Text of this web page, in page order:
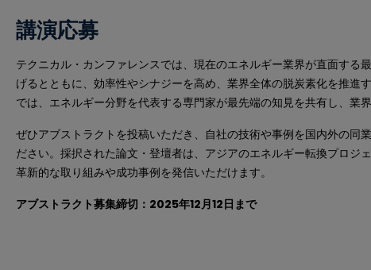
講演応募
テクニカル・カンファレンスでは、現在のエネルギー業界が直面する
げるとともに、効率性やシナジーを高め、業界全体の脱炭素化を推進
では、エネルギー分野を代表する専門家が最先端の知見を共有し、業
ぜひアブストラクトを投稿いただき、自社の技術や事例を国内外の同
ださい。採択された論文・登壇者は、アジアのエネルギー転換プロジ
革新的な取り組みや成功事例を発信いただけます。
アブストラクト募集締切：2025年12月12日まで